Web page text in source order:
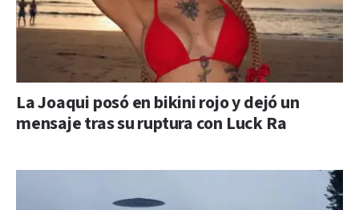
La Joaqui posó en bikini rojo y dejó un
mensaje tras su ruptura con Luck Ra